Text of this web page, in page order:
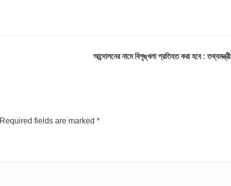
আন্দোলনের নামে বিশৃঙ্খলা প্রতিহত করা হবে : তথ্যমন্ত্রী
Required fields are marked *